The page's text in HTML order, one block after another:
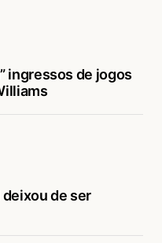
ingressos de jogos
de ser